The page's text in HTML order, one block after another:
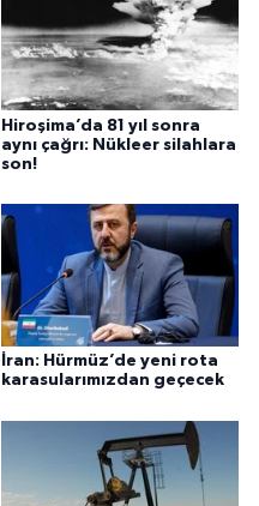
Hiroşima’da 81 yıl sonra
aynı çağrı: Nükleer silahlara
son!
İran: Hürmüz’de yeni rota
karasularımızdan geçecek